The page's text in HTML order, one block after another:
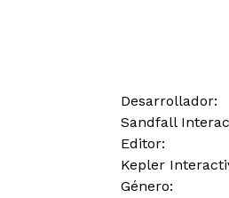
Desarrollador:
Sandfall
Editor:
Kepler
Género: